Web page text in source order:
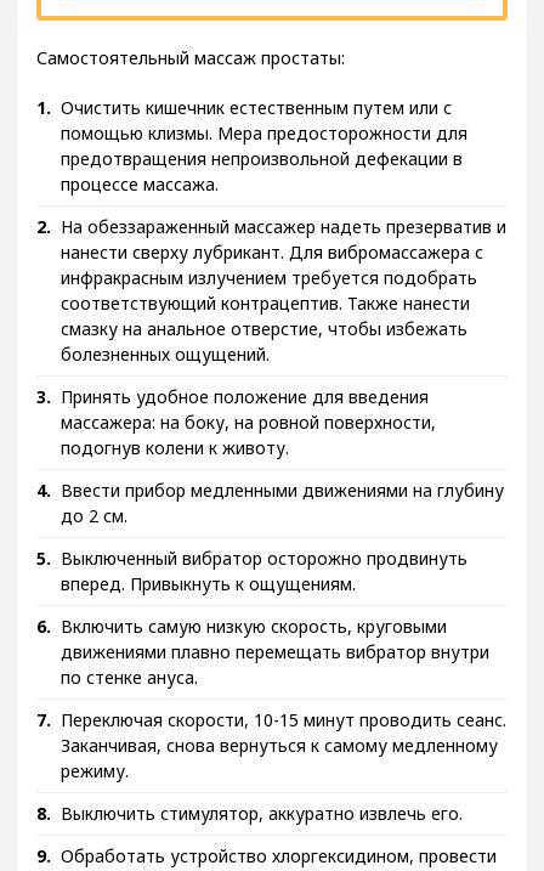
Самостоятельный массаж простаты:
Очистить кишечник естественным путем или с
помощью клизмы. Мера предосторожности для
предотвращения непроизвольной дефекации в
процессе массажа.
На обеззараженный массажер надеть презерватив и
нанести сверху лубрикант. Для вибромассажера с
инфракрасным излучением требуется подобрать
соответствующий контрацептив. Также нанести
смазку на анальное отверстие, чтобы избежать
болезненных ощущений.
Принять удобное положение для введения
массажера: на боку, на ровной поверхности,
подогнув колени к животу.
Ввести прибор медленными движениями на глубину
до 2 см.
Выключенный вибратор осторожно продвинуть
вперед. Привыкнуть к ощущениям.
Включить самую низкую скорость, круговыми
движениями плавно перемещать вибратор внутри
по стенке ануса.
Переключая скорости, 10-15 минут проводить сеанс.
Заканчивая, снова вернуться к самому медленному
режиму.
Выключить стимулятор, аккуратно извлечь его.
Обработать устройство хлоргексидином, провести